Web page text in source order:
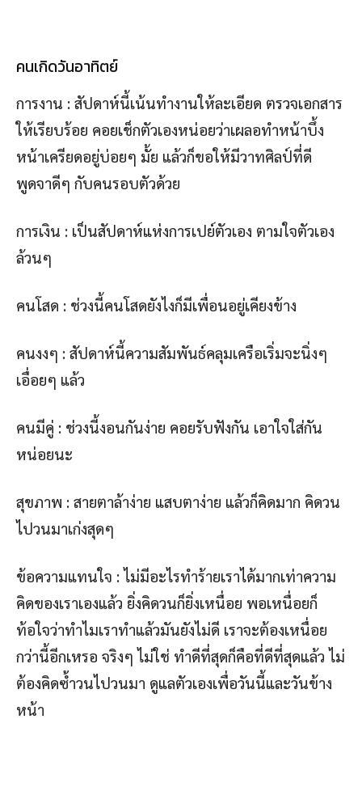
คนเกิดวันอาทิตย์
การงาน : สัปดาห์นี้เน้นทำงานให้ละเอียด ตรวจเอกสาร
ให้เรียบร้อย คอยเช็กตัวเองหน่อยว่าเผลอทำหน้าบึ้ง
หน้าเครียดอยู่บ่อยๆ มั้ย แล้วก็ขอให้มีวาทศิลป์ที่ดี
พูดจาดีๆ กับคนรอบตัวด้วย
การเงิน : เป็นสัปดาห์แห่งการเปย์ตัวเอง ตามใจตัวเอง
ล้วนๆ
คนโสด : ช่วงนี้คนโสดยังไงก็มีเพื่อนอยู่เคียงข้าง
คนงงๆ : สัปดาห์นี้ความสัมพันธ์คลุมเครือเริ่มจะนิ่งๆ
เอื่อยๆ แล้ว
คนมีคู่ : ช่วงนี้งอนกันง่าย คอยรับฟังกัน เอาใจใส่กัน
หน่อยนะ
สุขภาพ : สายตาล้าง่าย แสบตาง่าย แล้วก็คิดมาก คิดวน
ไปวนมาเก่งสุดๆ
ข้อความแทนใจ : ไม่มีอะไรทำร้ายเราได้มากเท่าความ
คิดของเราเองแล้ว ยิ่งคิดวนก็ยิ่งเหนื่อย พอเหนื่อยก็
ท้อใจว่าทำไมเราทำแล้วมันยังไม่ดี เราจะต้องเหนื่อย
กว่านี้อีกเหรอ จริงๆ ไม่ใช่ ทำดีที่สุดก็คือที่ดีที่สุดแล้ว ไม่
ต้องคิดซ้ำวนไปวนมา ดูแลตัวเองเพื่อวันนี้และวันข้าง
หน้า